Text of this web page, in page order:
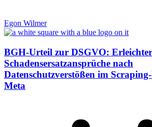
Egon Wilmer
BGH-Urteil zur DSGVO:
Schadensersatzansprüche nach
Datenschutzverstößen im
Meta